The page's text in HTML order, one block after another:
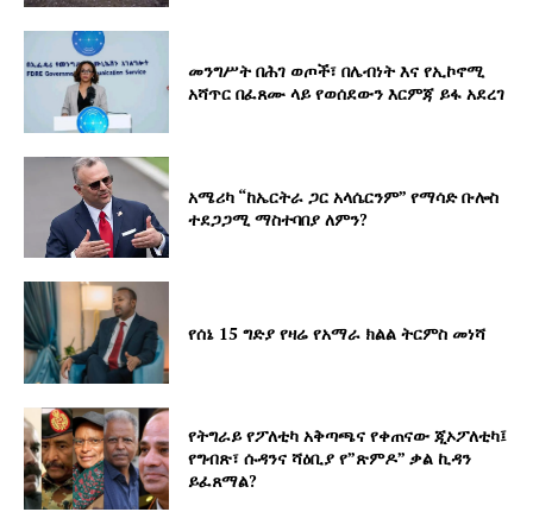
መንግሥት በሕገ ወጦች፣ በሌብነት እና የኢኮኖሚ
አሻጥር በፈጸሙ ላይ የወሰደውን እርምጃ ይፋ አደረገ
አሜሪካ “ከኤርትራ ጋር አላሴርንም” የማሳድ ቡሎስ
ተደጋጋሚ ማስተባበያ ለምን?
የሰኔ 15 ግድያ የዛሬ የአማራ ክልል ትርምስ መነሻ
የትግራይ የፖለቲካ አቅጣጫና የቀጠናው ጂኦፖለቲካ፤
የግብጽ፣ ሱዳንና ሻዕቢያ የ”ጽምዶ” ቃል ኪዳን
ይፈጸማል?